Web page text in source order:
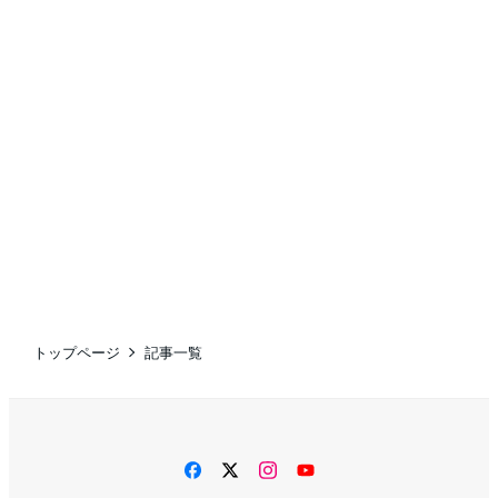
トップページ 記事一覧
facebooktwitterinstagram
YouTube